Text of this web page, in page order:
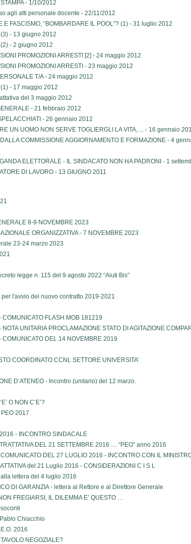
- 1/10/2012
agli atti personale docente - 22/11/2012
E FASCISMO, “BOMBARDARE IL POOL”? (1) - 31 luglio 2012
(3) - 13 giugno 2012
(2) - 2 giugno 2012
PROMOZIONI ARRESTI [2] - 24 maggio 2012
PROMOZIONI ARRESTI - 23 maggio 2012
T/A - 24 maggio 2012
(1) - 17 maggio 2012
del 3 maggio 2012
- 21 febbraio 2012
- 26 gennaio 2012
UN UOMO NON SERVE TOGLIERGLI LA VITA, ... - 16 gennaio
COMMISSIONE AGGIORNAMENTO E FORMAZIONE - 4
ELETTORALE - IL SINDACATO NON HA PADRONI - 1
DI LAVORO - 13 GIUGNO 2011
8-9 NOVEMBRE 2023
ORGANIZZATIVA - 7 NOVEMBRE 2023
23-24 marzo 2023
legge n. 115 del 9 agosto 2022 “Aiuti Bis”
l'avvio del nuovo contratto 2019-2021
COMUNICATO FLASH MOB 181219
UNITARIA PROCLAMAZIONE STATO DI AGITAZIONE
COMUNICATO DEL 14 NOVEMBRE 2019
COORDINATO CCNL SETTORE UNIVERSITA’
D’ATENEO - Incontro (unitario) del 12 marzo.
O NON C’E’?
2017
- INCONTRO SINDACALE
DEL 21 SETTEMBRE 2016 .... “PEO” anno 2016
DEL 27 LUGLIO 2016 - INCONTRO CON IL
del 21 Luglio 2016 - CONSIDERAZIONI C I S L
lettera del 4 luglio 2016
DI GARANZIA - lettera al Rettore e al Direttore Generale
FREGIARSI, IL DILEMMA E’ QUESTO …
Pablo Chiacchio
2016
NEGOZIALE?